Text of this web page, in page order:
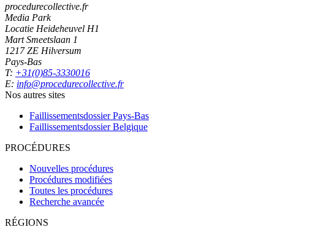
procedurecollective.fr
Media Park
Locatie Heideheuvel H1
Mart Smeetslaan 1
1217 ZE Hilversum
Pays-Bas
T: +31(0)85-3330016
E: info@procedurecollective.fr
Nos autres sites
Faillissementsdossier Pays-Bas
Faillissementsdossier Belgique
PROCÉDURES
Nouvelles procédures
Procédures modifiées
Toutes les procédures
Recherche avancée
RÉGIONS